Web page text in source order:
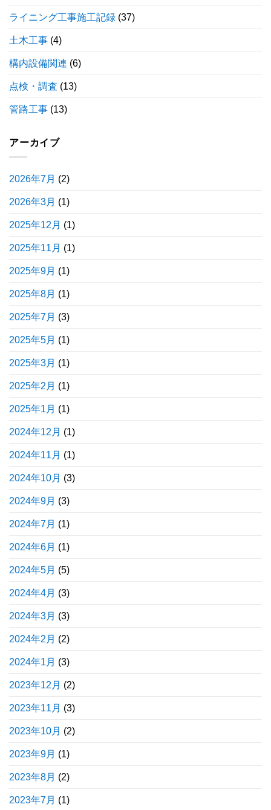
ライニング工事施工記録 (37)
土木工事 (4)
構内設備関連 (6)
点検・調査 (13)
管路工事 (13)
アーカイブ
2026年7月 (2)
2026年3月 (1)
2025年12月 (1)
2025年11月 (1)
2025年9月 (1)
2025年8月 (1)
2025年7月 (3)
2025年5月 (1)
2025年3月 (1)
2025年2月 (1)
2025年1月 (1)
2024年12月 (1)
2024年11月 (1)
2024年10月 (3)
2024年9月 (3)
2024年7月 (1)
2024年6月 (1)
2024年5月 (5)
2024年4月 (3)
2024年3月 (3)
2024年2月 (2)
2024年1月 (3)
2023年12月 (2)
2023年11月 (3)
2023年10月 (2)
2023年9月 (1)
2023年8月 (2)
2023年7月 (1)